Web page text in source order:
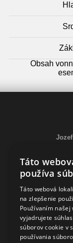
Obsah
0948 005 546
ak sa aj hneď
Kontaktovať nás
Táto
používa
Táto webová
na zlepšenie
Používaním
vyjadrujete
súborov cookie v
používania